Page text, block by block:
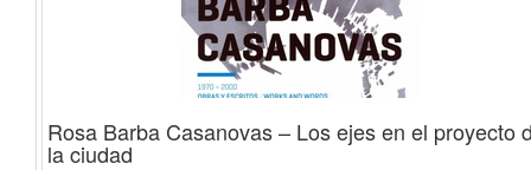
Rosa Barba Casanovas – Los ejes en el proyecto
la ciudad